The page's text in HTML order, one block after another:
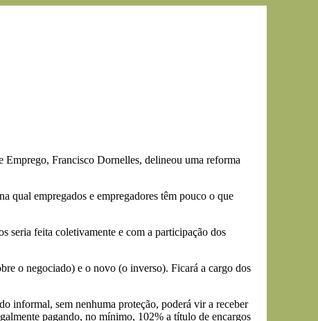
Francisco Dornelles, delineou uma reforma
qual empregados e empregadores têm pouco o que
seria feita coletivamente e com a participação dos
o negociado) e o novo (o inverso). Ficará a cargo dos
informal, sem nenhuma proteção, poderá vir a receber
pagando, no mínimo, 102% a título de encargos